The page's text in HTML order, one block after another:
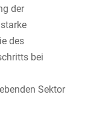
der
des
bei
Sektor